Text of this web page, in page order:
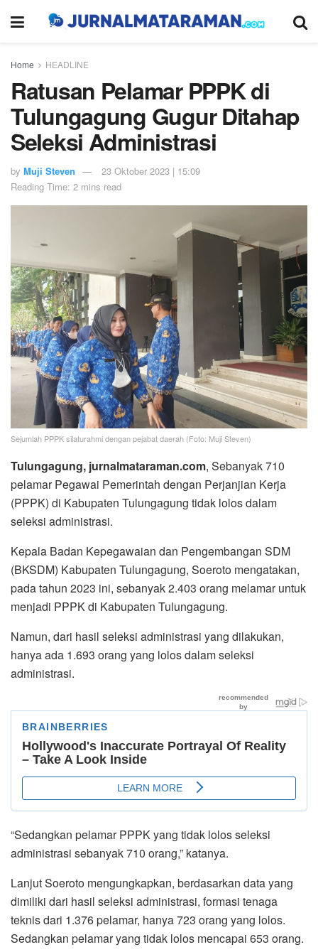
Home HEADLINE
Ratusan Pelamar PPPK di
Tulungagung Gugur Ditahap
Seleksi Administrasi
by Muji Steven
23 Oktober 2023 | 15:09
Reading Time: 2 mins read
Sejumlah PPPK silaturahmi dengan pejabat daerah (Foto: Muji Steven)
Tulungagung, jurnalmataraman.com, Sebanyak 710
pelamar Pegawai Pemerintah dengan Perjanjian Kerja
(PPPK) di Kabupaten Tulungagung tidak lolos dalam
seleksi administrasi.
Kepala Badan Kepegawaian dan Pengembangan SDM
(BKSDM) Kabupaten Tulungagung, Soeroto mengatakan,
pada tahun 2023 ini, sebanyak 2.403 orang melamar untuk
menjadi PPPK di Kabupaten Tulungagung.
Namun, dari hasil seleksi administrasi yang dilakukan,
hanya ada 1.693 orang yang lolos dalam seleksi
administrasi.
“Sedangkan pelamar PPPK yang tidak lolos seleksi
administrasi sebanyak 710 orang,” katanya.
Lanjut Soeroto mengungkapkan, berdasarkan data yang
dimiliki dari hasil seleksi administrasi, formasi tenaga
teknis dari 1.376 pelamar, hanya 723 orang yang lolos.
Sedangkan pelamar yang tidak lolos mencapai 653 orang.